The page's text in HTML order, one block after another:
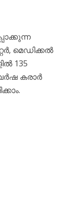
മെഡിക്കൽ
135
കരാർ